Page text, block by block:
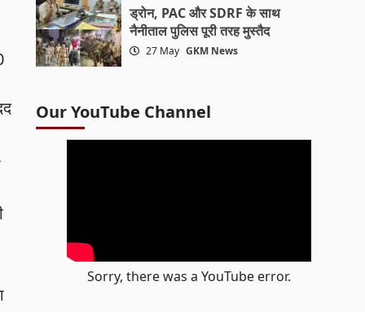
ड्रोन, PAC और SDRF के साथ
नैनीताल पुलिस पूरी तरह मुस्तैद
27 May GKM News
Our YouTube Channel
Sorry, there was a YouTube error.